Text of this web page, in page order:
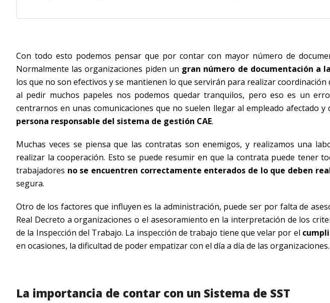
Con todo esto podemos pensar que por contar con mayor número de
Normalmente las organizaciones piden un gran número de documentación a
los que no son efectivos y se mantienen lo que servirán para realizar coordinación
al pedir muchos papeles nos podemos quedar tranquilos, pero eso es un
centrarnos en unas comunicaciones que no suelen llegar al empleado afectado
persona responsable del sistema de gestión CAE.
Muchas veces se piensa que las contratas son enemigos, y realizamos una
realizar la cooperación. Esto se puede resumir en que la contrata puede tener
trabajadores no se encuentren correctamente enterados de lo que deben
segura.
Otro de los factores que influyen es la administración, puede ser por falta de
Real Decreto a organizaciones o el asesoramiento en la interpretación de los
de la Inspección del Trabajo. La inspección de trabajo tiene que velar por el
en ocasiones, la dificultad de poder empatizar con el día a día de las organizaciones.
La importancia de contar con un Sistema de SST